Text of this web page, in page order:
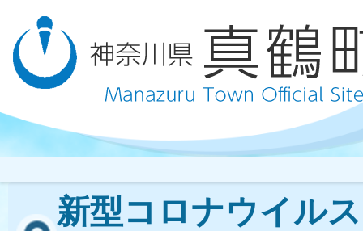
新型コロナウイル